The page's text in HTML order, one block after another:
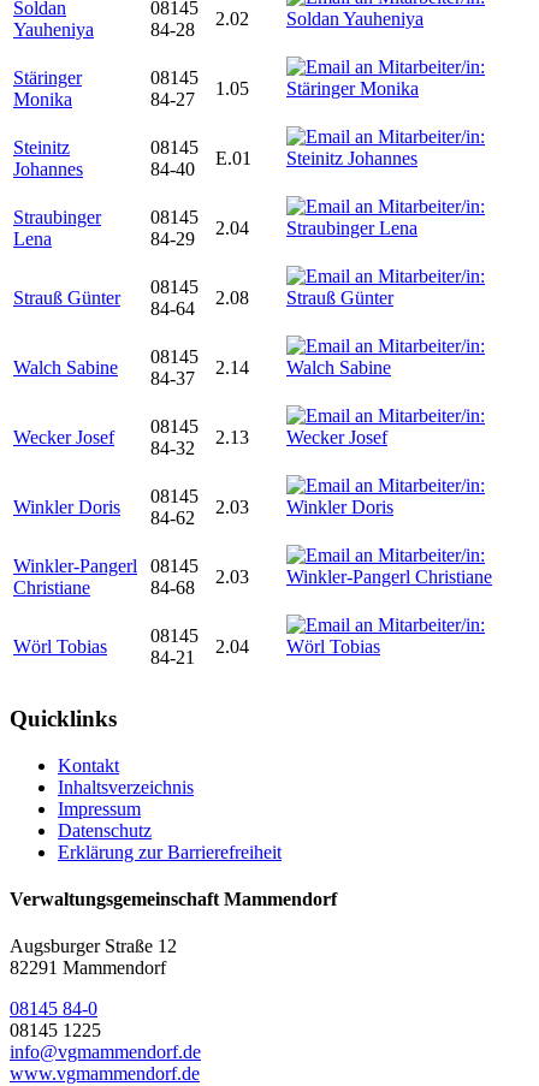
Soldan
Yauheniya
08145
84-28
2.02
Stäringer
Monika
08145
84-27
1.05
Steinitz
Johannes
08145
84-40
E.01
Straubinger
Lena
08145
84-29
2.04
Strauß Günter
08145
84-64
2.08
Walch Sabine
08145
84-37
2.14
Wecker Josef
08145
84-32
2.13
Winkler Doris
08145
84-62
2.03
Winkler-Pangerl
Christiane
08145
84-68
2.03
Wörl Tobias
08145
84-21
2.04
Quicklinks
Kontakt
Inhaltsverzeichnis
Impressum
Datenschutz
Erklärung zur Barrierefreiheit
Verwaltungsgemeinschaft Mammendorf
Augsburger Straße 12
82291 Mammendorf
08145 84-0
08145 1225
info@vgmammendorf.de
www.vgmammendorf.de